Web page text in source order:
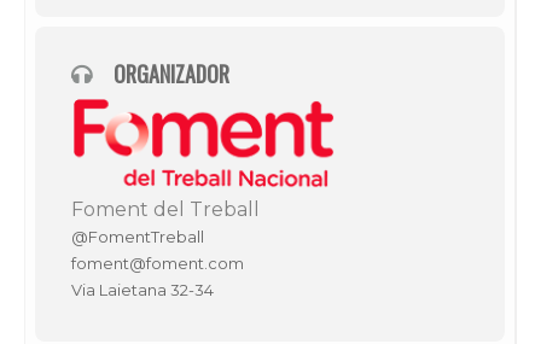
ORGANIZADOR
Foment del Treball
@FomentTreball
foment@foment.com
Via Laietana 32-34